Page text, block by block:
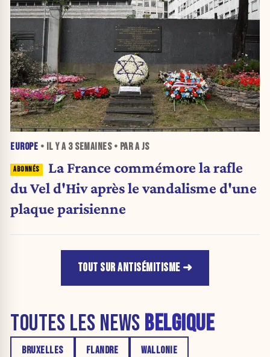
EUROPE • IL Y A 3 SEMAINES• PAR A JS
La France commémore la rafle
du Vel d'Hiv après le vandalisme d'une
plaque parisienne
TOUT SUR ANTISÉMITISME
TOUTES LES NEWS BELGIQUE
BRUXELLES FLANDRE WALLONIE